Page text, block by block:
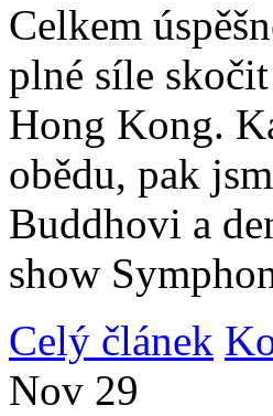
Celkem
plné síle
Hong Kong.
obědu, pak
Buddhovi a
show
Celý článek
Nov 29